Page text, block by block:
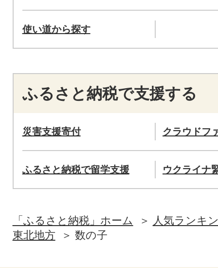
使い道から探す
ふるさと納税で支援する
災害支援寄付 クラウドフ
ふるさと納税で留学支援 ウクライナ
「ふるさと納税」ホーム
人気ランキ
東北地方
数の子